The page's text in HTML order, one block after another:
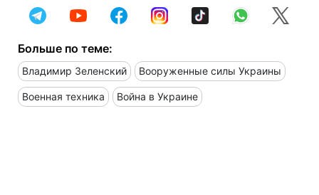
Больше по теме:
Владимир Зеленский Вооруженные силы Украины
Военная техника Война в Украине